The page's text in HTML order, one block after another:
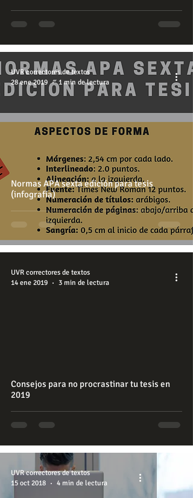
Normas APA sexta edición para tesis
(infografía)
UVR correctores de textos
28 ene 2019
1 min de lectura
Consejos para no procrastinar tu tesis en
2019
UVR correctores de textos
14 ene 2019
3 min de lectura
UVR correctores de textos
15 oct 2018
4 min de lectura